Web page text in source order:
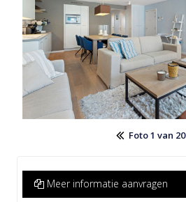
Foto 1 van 20
Meer informatie aanvragen